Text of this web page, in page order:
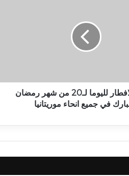
أوقات الافطار لليوما لـ20 من شهر رمضان
في جميع انحاء موريتانيا